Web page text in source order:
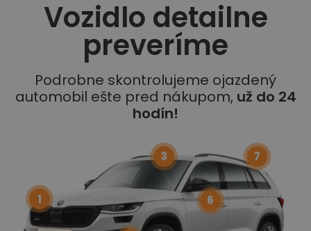
Vozidlo detailne
preveríme
Podrobne skontrolujeme ojazdený
automobil ešte pred nákupom, už do 24
hodín!
1
3
6
7